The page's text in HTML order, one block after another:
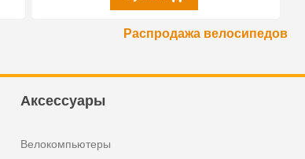
Распродажа велосипедов
Аксессуары
Велокомпьютеры